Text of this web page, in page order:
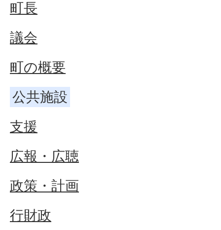
町長
議会
町の概要
公共施設
支援
広報・広聴
政策・計画
行財政